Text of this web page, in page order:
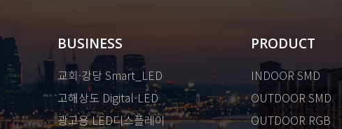
BUSINESS
교회·강당 Smart_LED
고해상도 Digital-LED
광고용 LED디스플레이
PRODUCT
INDOOR SMD
OUTDOOR SMD
OUTDOOR RGB